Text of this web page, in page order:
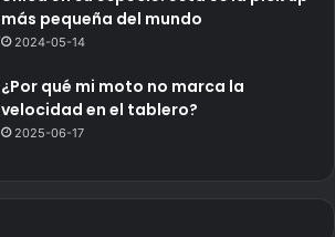
más pequeña del mundo
2024-05-14
¿Por qué mi moto no marca la
velocidad en el tablero?
2025-06-17